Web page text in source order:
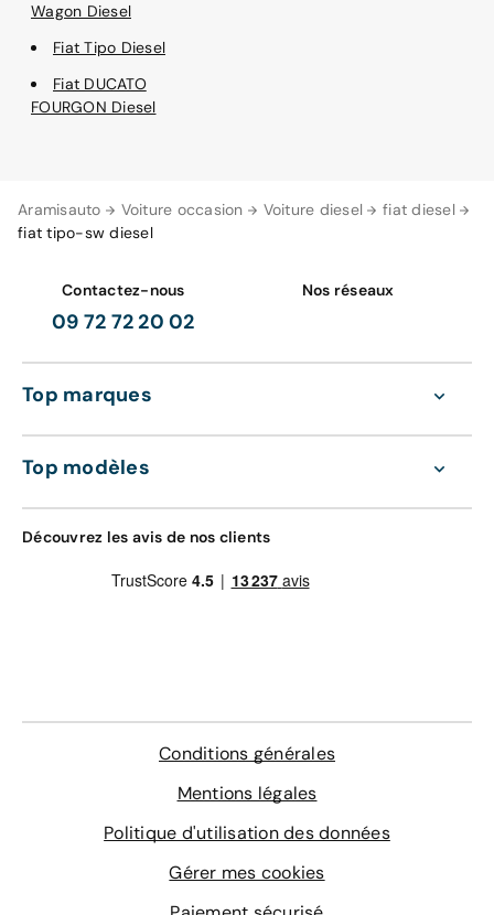
Aramisauto Voiture occasion Voiture diesel
fiat diesel
fiat tipo-sw diesel
Wagon Diesel
Fiat Tipo Diesel
Fiat DUCATO
FOURGON Diesel
Contactez-nous
09 72 72 20 02
Nos réseaux
Top marques
Top modèles
Découvrez les avis de nos clients
Conditions générales
Mentions légales
Politique d'utilisation des données
Gérer mes cookies